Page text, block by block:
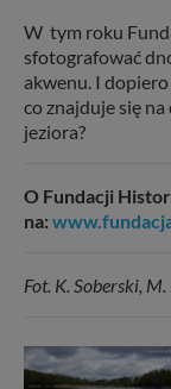
W tym roku
sfotografować
akwenu. I dopiero
co znajduje się
jeziora?
O Fundacji
na:
Fot. K. Soberski,